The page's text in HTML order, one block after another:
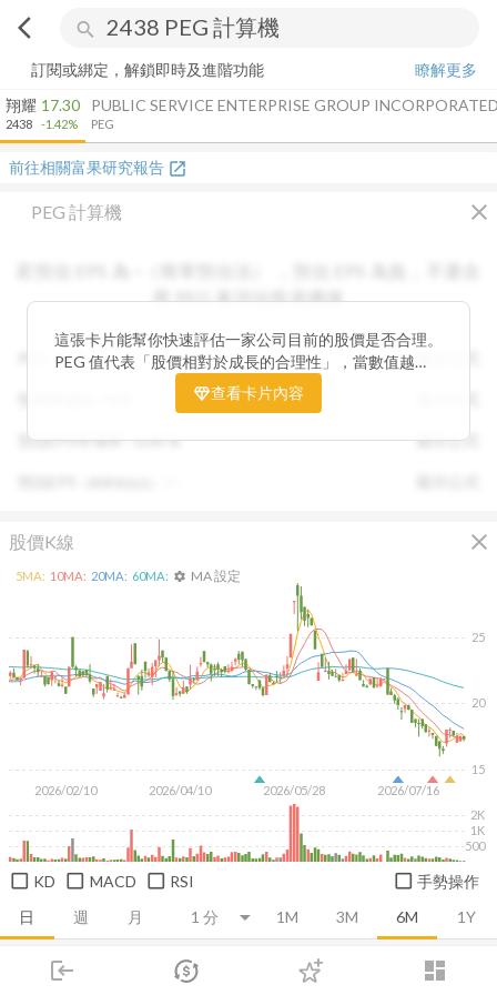
arrow_back_ios search
login dashboard
市場 登入
訂閱或綁定，解鎖即時及進階功能
瞭解更多
翔耀
2438
17.30
-1.42%
PUBLIC SERVICE ENTERPRISE GROUP
PEG
前往相關富果研究報告 open_in_new
PEG 計算機 close
用 PEG 來評估投資價值
PEG :N/A
預估EPS年增率 :0.00% 顯示公式
這張卡片能幫你快速評估一家公司目前的股價是否合理。
PEG 值代表「股價相對於成長的合理性」，當數值越
低，通常表示股票價格尚未充分反映公司未來的獲利成長
潛力，具備投資吸引力。 卡片同時顯示預估 EPS、年增
查看卡片內容
股價K線 close
日 週 月 1M 3M 6M 1Y
2026/02/10 2026/04/10 2026/05/28 2026/07/16
15
20
25
500
1K
2K
5MA: 10MA: 20MA: 60MA: settings MA 設定
KD MACD RSI 手勢操作
推薦卡片 技術面 消息面 財務報